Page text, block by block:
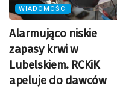
WIADOMOŚCI
Alarmująco niskie
zapasy krwi w
Lubelskiem. RCKiK
apeluje do dawców